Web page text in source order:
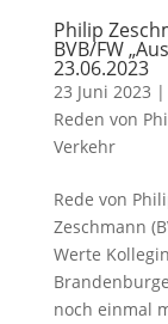
Philip
BVB/FW
23.06.2023
23 Juni 2023 |
Reden von
Verkehr
Rede von
Zeschmann
Werte
noch einmal